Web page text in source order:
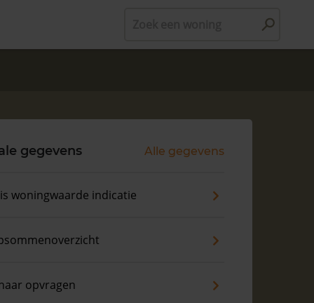
gegevens Alle gegevens
woningwaarde indicatie
opvragen